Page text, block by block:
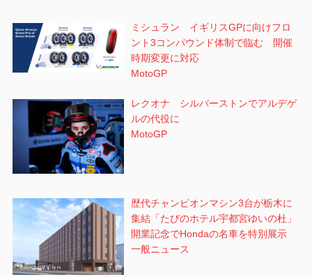
ミシュラン イギリスGPに向けフロ
ント3コンパウンド体制で臨む 開催
時期変更に対応
MotoGP
レクオナ シルバーストンでアルデゲ
ルの代役に
MotoGP
歴代チャンピオンマシン3台が栃木に
集結「たびのホテル宇都宮ゆいの杜」
開業記念でHondaの名車を特別展示
一般ニュース